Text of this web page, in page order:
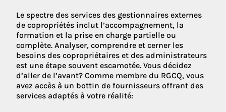
Le spectre des services des gestionnaires externes
de copropriétés inclut l’accompagnement, la
formation et la prise en charge partielle ou
complète. Analyser, comprendre et cerner les
besoins des copropriétaires et des administrateurs
est une étape souvent escamotée. Vous décidez
d’aller de l’avant? Comme membre du RGCQ, vous
avez accès à un bottin de fournisseurs offrant des
services adaptés à votre réalité: